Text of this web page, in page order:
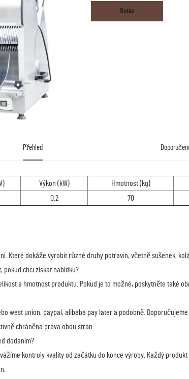
Dotaz
Přehled
Výkon (kW) Hmotnost (kg)
0.2 70
Které dokáže vyrobit různé druhy potravin, včetně sušenek,
pokud chci získat nabídku?
a hmotnost produktu. Pokud je to možné, poskytněte také
west union, paypal, alibaba pay later a podobně.
chráněna práva obou stran.
dodáním?
kontroly kvality od začátku do konce výroby. Každý